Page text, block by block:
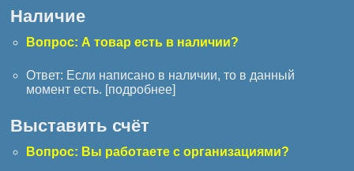
Наличие
Вопрос: А товар есть в наличии?
Ответ: Если написано в наличии, то в данный
момент есть. [подробнее]
Выставить счёт
Вопрос: Вы работаете с организациями?